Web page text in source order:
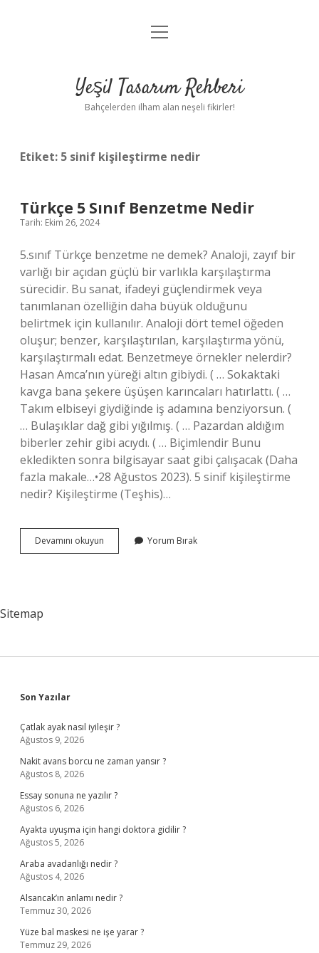
Anasayfa
Yasal Uyarı
menüyü
Yeşil Tasarım Rehberi
Bahçelerden ilham alan neşeli fikirler!
Etiket: 5 sinif kişileştirme nedir
Türkçe 5 Sınıf Benzetme Nedir
Tarih: Ekim 26, 2024
5.sınıf Türkçe benzetme ne demek? Analoji, zayıf bir
varlığı bir açıdan güçlü bir varlıkla karşılaştırma
sürecidir. Bu sanat, ifadeyi güçlendirmek veya
tanımlanan özelliğin daha büyük olduğunu
belirtmek için kullanılır. Analoji dört temel öğeden
oluşur; benzer, karşılaştırılan, karşılaştırma yönü,
karşılaştırmalı edat. Benzetmeye örnekler nelerdir?
Hasan Amca’nın yüreği altın gibiydi. ( … Sokaktaki
kavga bana şekere üşüşen karıncaları hatırlattı. ( …
Takım elbiseyi giydiğinde iş adamına benziyorsun. (
… Bulaşıklar dağ gibi yığılmış. ( … Pazardan aldığım
biberler zehir gibi acıydı. ( … Biçimlendir Bunu
ekledikten sonra bilgisayar saat gibi çalışacak (Daha
fazla makale…•28 Ağustos 2023). 5 sinif kişileştirme
nedir? Kişileştirme (Teşhis)…
Devamını okuyun
5
Yorum Bırak
Sitemap
Sidebar
Son Yazılar
Çatlak ayak nasıl iyileşir ?
Ağustos 9, 2026
Nakit avans borcu ne zaman yansır ?
Ağustos 8, 2026
Essay sonuna ne yazılır ?
Ağustos 6, 2026
Ayakta uyuşma için hangi doktora gidilir ?
Ağustos 5, 2026
Araba avadanlığı nedir ?
Ağustos 4, 2026
Alsancak’ın anlamı nedir ?
Temmuz 30, 2026
Yüze bal maskesi ne işe yarar ?
Temmuz 29, 2026